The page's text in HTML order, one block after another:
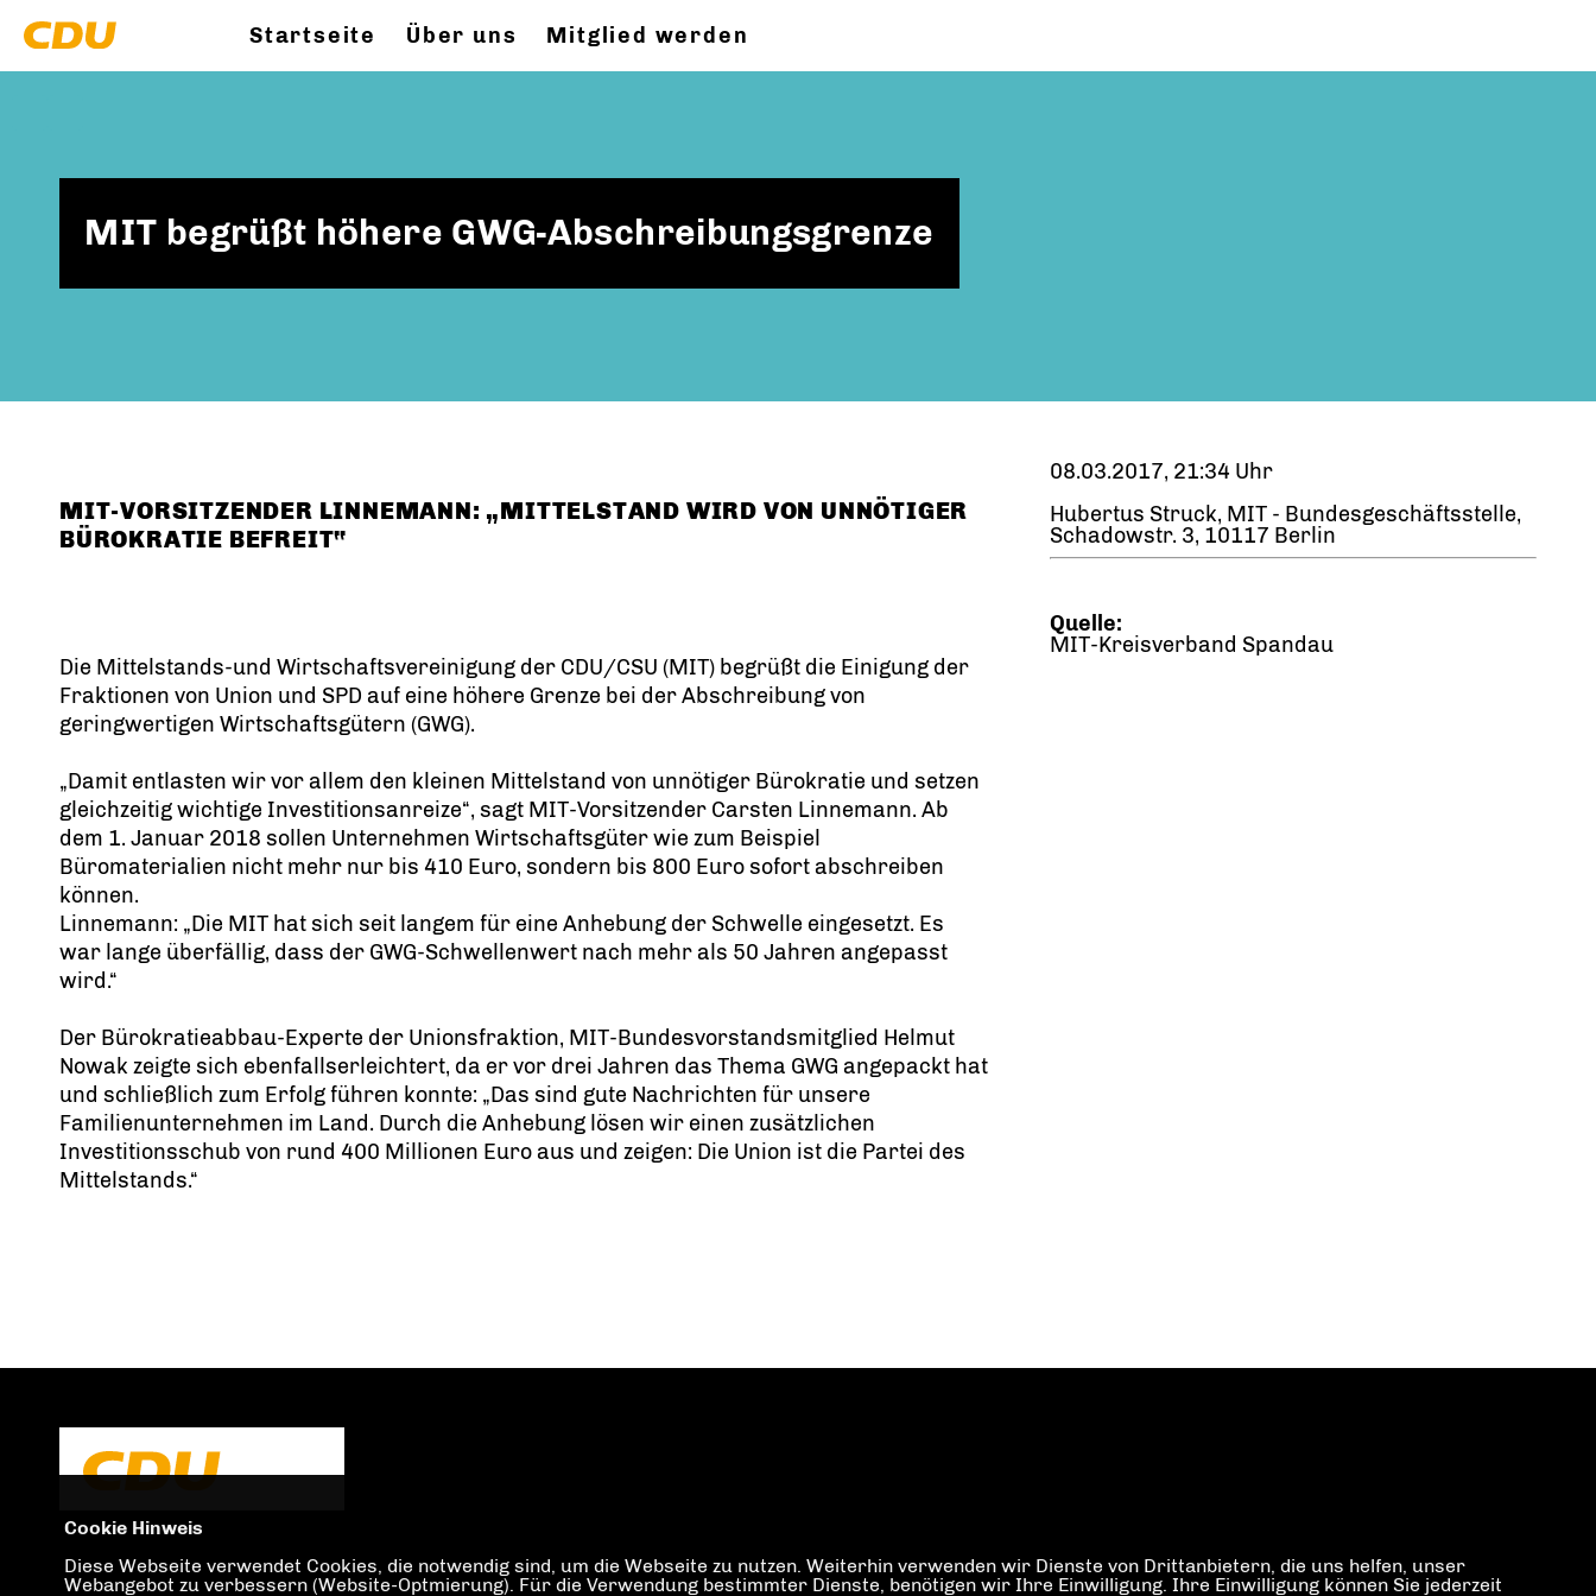
Startseite Über uns Mitglied werden
MIT begrüßt höhere GWG-Abschreibungsgrenze
MIT-VORSITZENDER LINNEMANN: „MITTELSTAND WIRD VON UNNÖTIGER
BÜROKRATIE BEFREIT“
Die Mittelstands-und Wirtschaftsvereinigung der CDU/CSU (MIT) begrüßt die Einigung der
Fraktionen von Union und SPD auf eine höhere Grenze bei der Abschreibung von
geringwertigen Wirtschaftsgütern (GWG).
Damit entlasten wir vor allem den kleinen Mittelstand von unnötiger Bürokratie und setzen
gleichzeitig wichtige Investitionsanreize“, sagt MIT-Vorsitzender Carsten Linnemann. Ab
dem 1. Januar 2018 sollen Unternehmen Wirtschaftsgüter wie zum Beispiel
Büromaterialien nicht mehr nur bis 410 Euro, sondern bis 800 Euro sofort abschreiben
können.
Linnemann: „Die MIT hat sich seit langem für eine Anhebung der Schwelle eingesetzt. Es
war lange überfällig, dass der GWG-Schwellenwert nach mehr als 50 Jahren angepasst
wird.“
Der Bürokratieabbau-Experte der Unionsfraktion, MIT-Bundesvorstandsmitglied Helmut
Nowak zeigte sich ebenfallserleichtert, da er vor drei Jahren das Thema GWG angepackt hat
und schließlich zum Erfolg führen konnte: „Das sind gute Nachrichten für unsere
Familienunternehmen im Land. Durch die Anhebung lösen wir einen zusätzlichen
Investitionsschub von rund 400 Millionen Euro aus und zeigen: Die Union ist die Partei des
Mittelstands.“
08.03.2017, 21:34 Uhr
Hubertus Struck, MIT - Bundesgeschäftsstelle,
Schadowstr. 3, 10117 Berlin
Quelle:
MIT-Kreisverband Spandau
Cookie Hinweis
Diese Webseite verwendet Cookies, die notwendig sind, um die Webseite zu nutzen. Weiterhin verwenden wir Dienste von Drittanbietern, die uns helfen, unser
Webangebot zu verbessern (Website-Optmierung). Für die Verwendung bestimmter Dienste, benötigen wir Ihre Einwilligung. Ihre Einwilligung können Sie jederzeit